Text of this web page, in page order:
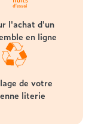
l'achat d'un
en ligne
de votre
literie